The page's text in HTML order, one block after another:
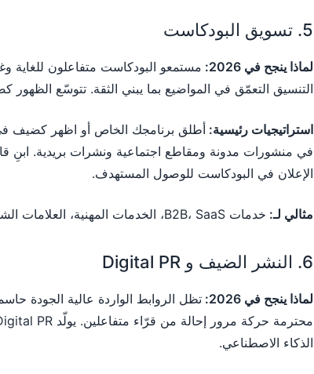
5. تسويق البودكاست
لماذا ينجح في 2026:
مستمعو البودكاست متفاعلون للغاية
التنسيق التعمّق في المواضيع بما يبني الثقة. تتوسّع
استراتيجيات رئيسية: أطلق برنامجك الخاص أو اظهر كضيف
في منشورات مدونة ومقاطع اجتماعية ونشرات بريدية. ابنِ
الإعلان في البودكاست للوصول المستهدف.
مثالي لـ: خدمات B2B، SaaS، الخدمات المهنية، العلامات الشخصية
6. النشر الضيف و Digital PR
لماذا ينجح في 2026:
الذكاء الاصطناعي.